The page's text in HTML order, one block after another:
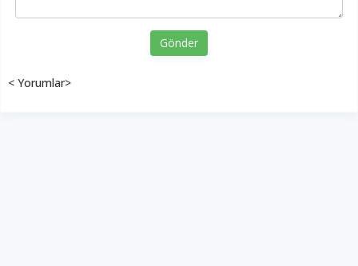
Gönder
< Yorumlar>